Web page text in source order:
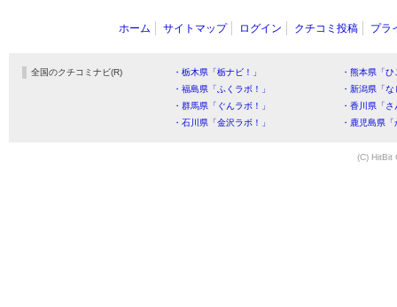
ホーム サイトマップ ログイン クチコミ投稿 プラ
全国のクチコミナビ(R) ・栃木県「栃ナビ！」
・熊本県「
・福島県「ふくラボ！」
・新潟県「
・群馬県「ぐんラボ！」
・香川県「
・石川県「金沢ラボ！」
・鹿児島県
(C) HitBit